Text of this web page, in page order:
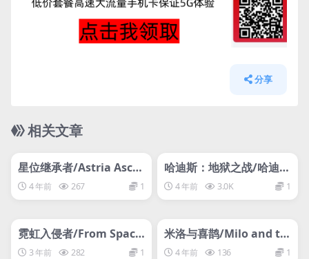
分享
相关文章
svip专属
星位继承者/Astria Asce
nding
4 年前 267 1
svip专属
哈迪斯：地狱之战/哈迪
斯：杀出地狱/Hades
4 年前 3.0K 1
svip专属
霓虹入侵者/From Space-
离线3 年前 282 1
svip专属
米洛与喜鹊/Milo and th
e Magpies
4 年前 136 1